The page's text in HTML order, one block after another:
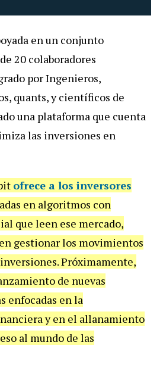
en un conjunto
20 colaboradores
por Ingenieros,
quants, y científicos de
una plataforma que cuenta
las inversiones en
ofrece a los inversores
en algoritmos con
que leen ese mercado,
gestionar los movimientos
Próximamente,
de nuevas
enfocadas en la
y en el allanamiento
al mundo de las